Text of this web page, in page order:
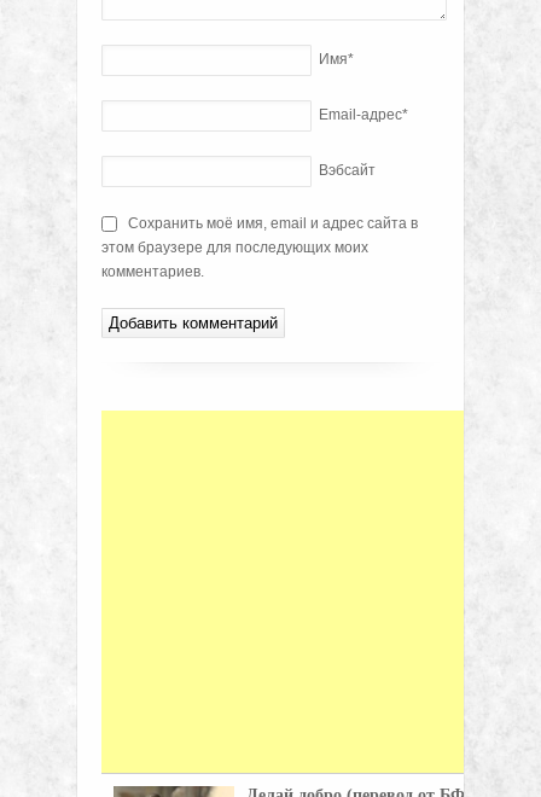
Имя*
Email-адрес*
Вэбсайт
Сохранить моё имя, email и адрес сайта в
этом браузере для последующих моих
комментариев.